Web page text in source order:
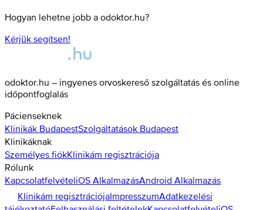
Hogyan lehetne jobb a odoktor.hu?
Kérjük segítsen!
odoktor.hu – ingyenes orvoskereső szolgáltatás és online
időpontfoglalás
Pácienseknek
Klinikák BudapestSzolgáltatások Budapest
Klinikáknak
Személyes fiókKlinikám regisztrációja
Rólunk
KapcsolatfelvételiOS AlkalmazásAndroid Alkalmazás
Klinikám regisztrációjaImpresszumAdatkezelési